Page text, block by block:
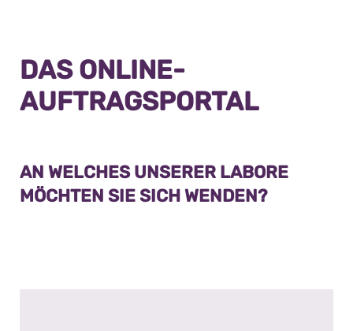
DAS ONLINE-
AUFTRAGSPORTAL
AN WELCHES UNSERER LABORE
MÖCHTEN SIE SICH WENDEN?